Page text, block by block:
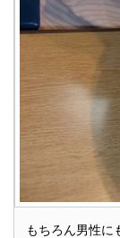
もちろん男性に